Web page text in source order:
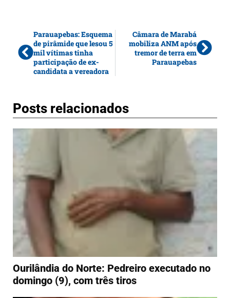
Parauapebas: Esquema
de pirâmide que lesou 5
mil vítimas tinha
participação de ex-
candidata a vereadora
Câmara de Marabá
mobiliza ANM após
tremor de terra em
Parauapebas
Posts relacionados
Ourilândia do Norte: Pedreiro executado no
domingo (9), com três tiros